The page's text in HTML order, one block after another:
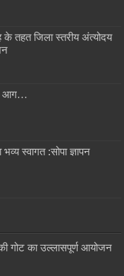
के तहत जिला स्तरीय अंत्योदय
आग…
स्वागत :सोपा ज्ञापन
की गोट का उल्लासपूर्ण आयोजन